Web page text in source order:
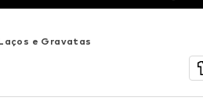
e Gravatas